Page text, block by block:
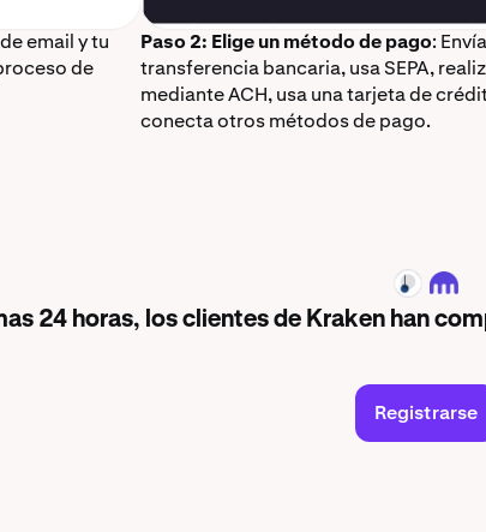
email y tu
de
Paso 2: Elige un método de pago:
transferencia bancaria, usa SEPA,
mediante ACH, usa una tarjeta de
conecta otros métodos de pago.
PENDLE
24 horas, los clientes de Kraken han
Registrarse